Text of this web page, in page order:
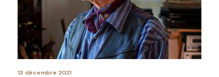
13 décembre 2021